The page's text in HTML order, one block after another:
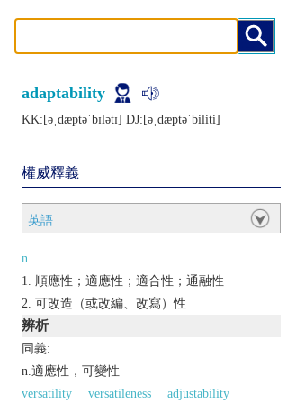
adaptability
KK:[ǝˌdæptǝˈbɪlǝtɪ] DJ:[ǝˌdæptǝˈbiliti]
權威釋義
英語
n.
順應性；適應性；適合性；通融性
可改造（或改編、改寫）性
辨析
同義:
n.適應性，可變性
versatility
versatileness adjustability